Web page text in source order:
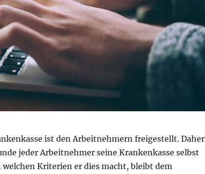
ist den Arbeitnehmern freigestellt. Daher
jeder Arbeitnehmer seine Krankenkasse selbst
welchen Kriterien er dies macht, bleibt dem